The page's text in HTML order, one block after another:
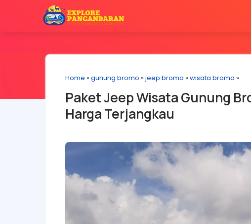
Home »gunung bromo »jeep bromo »wisata bromo »
Paket Jeep Wisata Gunung
Harga Terjangkau